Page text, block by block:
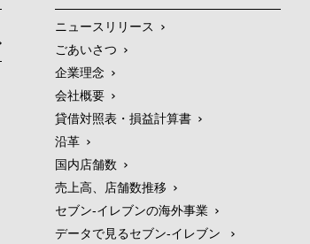
ニュースリリース
ごあいさつ
企業理念
会社概要
貸借対照表・損益計算書
沿革
国内店舗数
売上高、店舗数推移
セブン‐イレブンの海外事業
データで見るセブン‐イレブン